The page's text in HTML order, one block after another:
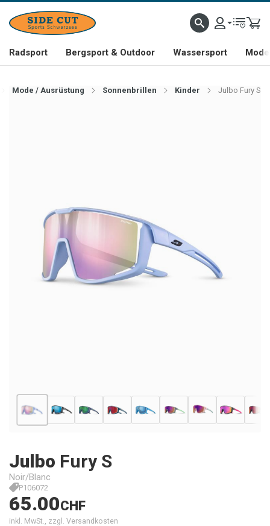
Radsport Bergsport & Outdoor Wassersport
Mode / Ausrüstung Sonnenbrillen Kinder Julbo Fury S
Julbo Fury S
Noir/Blanc
P106072
65.00CHF
inkl. MwSt., zzgl. Versandkosten